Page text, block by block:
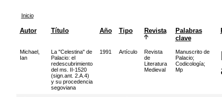
Inicio
Autor Título Año Tipo Revista
Palabras
clave
Michael,
Ian
La "Celestina" de
Palacio: el
redescubrimiento
del ms. II-1520
(sign.ant. 2.A.4)
y su procedencia
segoviana
1991 Artículo
Revista
de
Literatura
Medieval
Manuscrito de
Palacio;
Codicología;
Mp